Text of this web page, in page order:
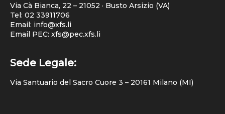
Via Cà Bianca, 22 – 21052 · Busto Arsizio (VA)
Tel: 02 33911706
Email: info@xfs.li
Email PEC: xfs@pec.xfs.li
Sede Legale:
Via Santuario del Sacro Cuore 3 – 20161 Milano (MI)